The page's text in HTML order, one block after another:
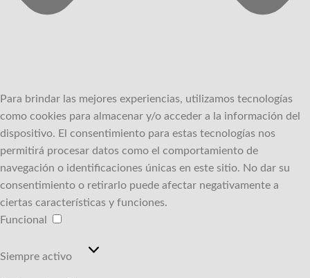
Para brindar las mejores experiencias, utilizamos tecnologías
como cookies para almacenar y/o acceder a la información del
dispositivo. El consentimiento para estas tecnologías nos
permitirá procesar datos como el comportamiento de
navegación o identificaciones únicas en este sitio. No dar su
consentimiento o retirarlo puede afectar negativamente a
ciertas características y funciones.
Funcional
Siempre activo